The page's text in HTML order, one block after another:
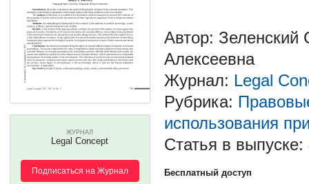
ЖУРНАЛ
Legal Concept
Подписаться на Журнал
Автор: Зеленский
Алексеевна
Журнал: Legal
Рубрика:
использования
Статья в выпуске:
Бесплатный доступ